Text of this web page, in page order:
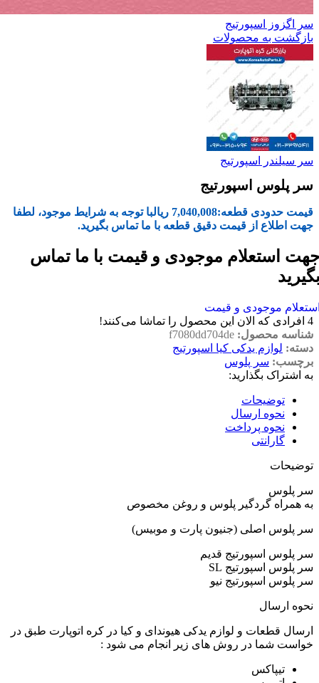
سر اگزوز اسپورتیج
بازگشت به محصولات
سر سیلندر اسپورتیج
سر پلوس اسپورتیج
قیمت حدودی قطعه:7,040,008 ریالبا توجه به شرایط موجود، لطفا
جهت اطلاع از قیمت دقیق قطعه با ما تماس بگیرید.
استعلام موجودی و قیمت با ما تماس
موجودی و قیمت
4 افرادی که الان این محصول را تماشا می‌کنند!
شناسه محصول: f7080dd704de
دسته: لوازم یدکی کیا اسپورتیج
برچسب: سر پلوس
به اشتراک بگذارید:
توضیحات
نحوه ارسال
نحوه پرداخت
گارانتی
توضیحات
سر پلوس
به همراه گردگیر پلوس و روغن مخصوص
سر پلوس اصلی (جنیون پارت و موبیس)
سر پلوس اسپورتیج قدیم
سر پلوس اسپورتیج SL
سر پلوس اسپورتیج نیو
نحوه ارسال
ارسال قطعات و لوازم یدکی هیوندای و کیا در کره اتوپارت طبق در
خواست شما در روش های زیر انجام می شود :
تیپاکس